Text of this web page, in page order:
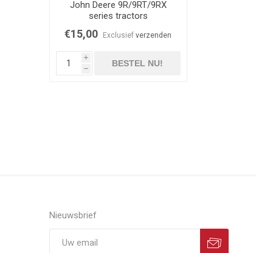
John Deere 9R/9RT/9RX
series tractors
€15,00 Exclusiefverzenden
i
h
BESTEL NU!
Nieuwsbrief